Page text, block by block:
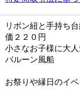
リボン紐と手持ち
価２２０円
小さなお子様に大
バルーン風船
お祭りや縁日のイ